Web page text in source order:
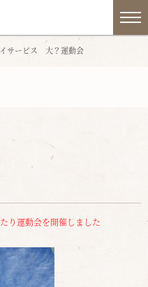
サービス 大？運動会
り運動会を開催しました